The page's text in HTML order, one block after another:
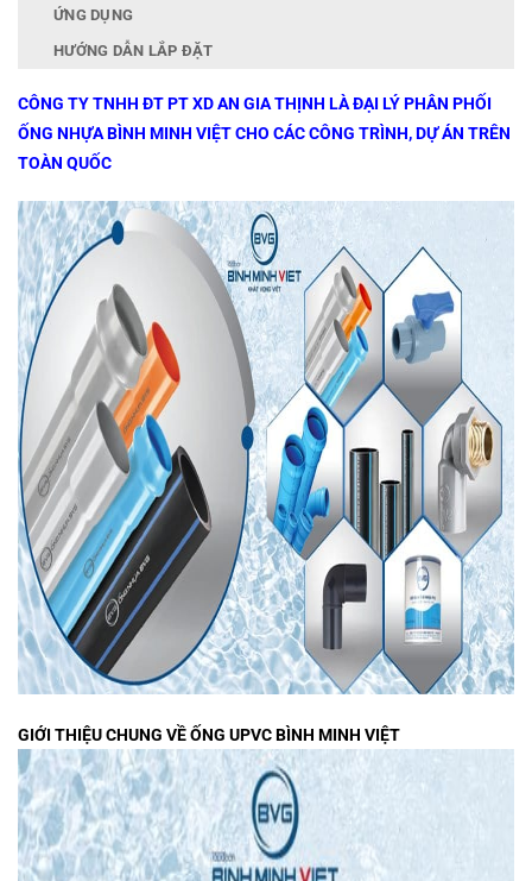
ỨNG DỤNG
HƯỚNG DẪN LẮP ĐẶT
CÔNG TY TNHH ĐT PT XD AN GIA THỊNH LÀ ĐẠI LÝ PHÂN PHỐI
ỐNG NHỰA BÌNH MINH VIỆT CHO CÁC CÔNG TRÌNH, DỰ ÁN TRÊN
TOÀN QUỐC
GIỚI THIỆU CHUNG VỀ ỐNG UPVC BÌNH MINH VIỆT